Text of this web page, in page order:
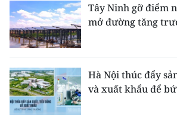
Tây Ninh gỡ điểm
mở đường tăng
Hà Nội thúc đẩy
và xuất khẩu để